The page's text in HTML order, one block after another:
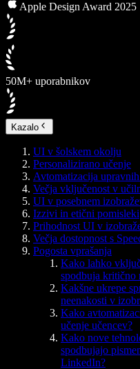
Apple Design Award 2025
50M+ uporabnikov
Kazalo
UI v šolskem okolju
Personalizirano učenje
Avtomatizacija
Večja vključenost v
UI v posebnem
Izzivi in etični pomisleki
Prihodnost UI v
Večja dostopnost s
Pogosta vprašanja
Kako lahko
spodbuja kritično
Kakšne ukrepe
neenakosti v
Kako
učenje učencev?
Kako nove
spodbujajo
LinkedIn?